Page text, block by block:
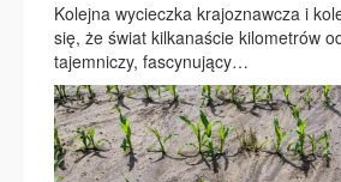
Kolejna wycieczka krajoznawcza i
się, że świat kilkanaście kilometrów
tajemniczy, fascynujący…